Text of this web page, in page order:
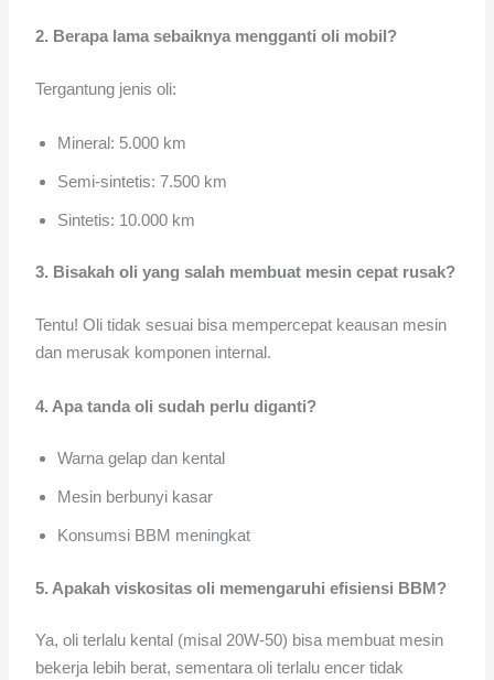
2. Berapa lama sebaiknya mengganti oli mobil?
Tergantung jenis oli:
Mineral: 5.000 km
Semi-sintetis: 7.500 km
Sintetis: 10.000 km
3. Bisakah oli yang salah membuat mesin cepat rusak?
Tentu! Oli tidak sesuai bisa mempercepat keausan mesin
dan merusak komponen internal.
4. Apa tanda oli sudah perlu diganti?
Warna gelap dan kental
Mesin berbunyi kasar
Konsumsi BBM meningkat
5. Apakah viskositas oli memengaruhi efisiensi BBM?
Ya, oli terlalu kental (misal 20W-50) bisa membuat mesin
bekerja lebih berat, sementara oli terlalu encer tidak